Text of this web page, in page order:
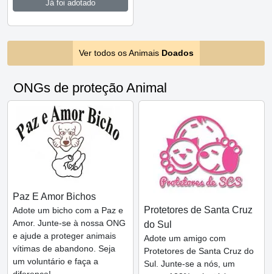
Já foi adotado
Ver todos os Animais Doados
ONGs de proteção Animal
Paz E Amor Bichos
Adote um bicho com a Paz e
Amor. Junte-se à nossa ONG
e ajude a proteger animais
vítimas de abandono. Seja
um voluntário e faça a
Protetores de Santa Cruz
do Sul
Adote um amigo com
Protetores de Santa Cruz do
Sul. Junte-se a nós, um